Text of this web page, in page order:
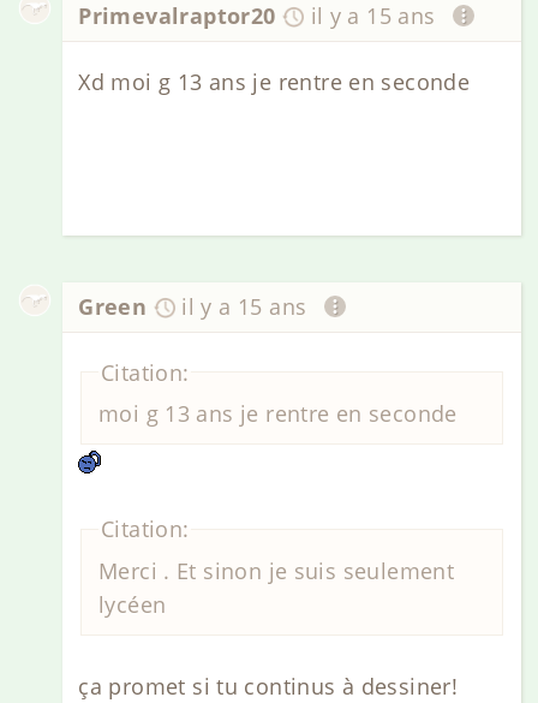
Primevalraptor20 il y a 15 ans
Xd moi g 13 ans je rentre en seconde
Green il y a 15 ans
Citation:
moi g 13 ans je rentre en seconde
Citation:
Merci . Et sinon je suis seulement
lycéen
ça promet si tu continus à dessiner!